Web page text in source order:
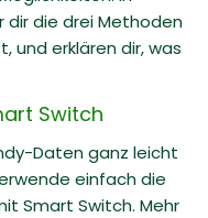
dir die drei Methoden
und erklären dir, was
Switch
Daten ganz leicht
einfach die
Smart Switch. Mehr